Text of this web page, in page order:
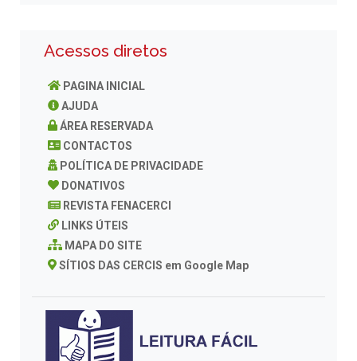
Acessos diretos
PAGINA INICIAL
AJUDA
ÁREA RESERVADA
CONTACTOS
POLÍTICA DE PRIVACIDADE
DONATIVOS
REVISTA FENACERCI
LINKS ÚTEIS
MAPA DO SITE
SÍTIOS DAS CERCIS em Google Map